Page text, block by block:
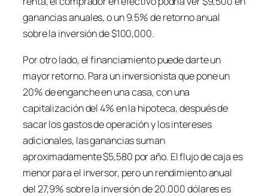
ganancias anuales, o un 9.5% de retorno anual
sobre la inversión de $100,000.
Por otro lado, el financiamiento puede darte un
mayor retorno. Para un inversionista que pone un
20% de enganche en una casa, con una
capitalización del 4% en la hipoteca, después de
sacar los gastos de operación y los intereses
adicionales, las ganancias suman
aproximadamente $5,580 por año. El flujo de caja es
menor para el inversor, pero un rendimiento anual
del 27,9% sobre la inversión de 20.000 dólares es